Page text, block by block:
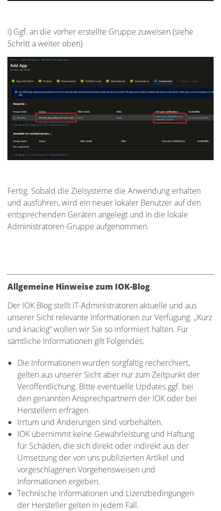
i) Ggf. an die vorher erstellte Gruppe zuweisen (siehe
Schritt a weiter oben)
Fertig. Sobald die Zielsysteme die Anwendung erhalten
und ausführen, wird ein neuer lokaler Benutzer auf den
entsprechenden Geräten angelegt und in die lokale
Administratoren-Gruppe aufgenommen.
Allgemeine Hinweise zum IOK-Blog
Der IOK Blog stellt IT-Administratoren aktuelle und aus
unserer Sicht relevante Informationen zur Verfügung. „Kurz
und knackig“ wollen wir Sie so informiert halten. Für
sämtliche Informationen gilt Folgendes:
Die Informationen wurden sorgfältig recherchiert,
gelten aus unserer Sicht aber nur zum Zeitpunkt der
Veröffentlichung. Bitte eventuelle Updates ggf. bei
den genannten Ansprechpartnern der IOK oder bei
Herstellern erfragen.
Irrtum und Änderungen sind vorbehalten.
IOK übernimmt keine Gewährleistung und Haftung
für Schäden, die sich direkt oder indirekt aus der
Umsetzung der von uns publizierten Artikel und
vorgeschlagenen Vorgehensweisen und
Informationen ergeben.
Technische Informationen und Lizenzbedingungen
der Hersteller gelten in jedem Fall.